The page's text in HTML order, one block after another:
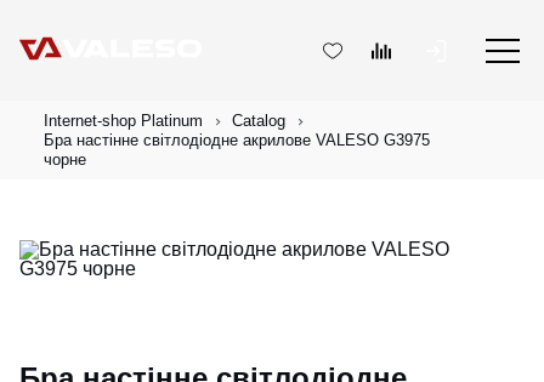
Internet-shop Platinum
Catalog
Бра настінне світлодіодне акрилове VALESO G3975
чорне